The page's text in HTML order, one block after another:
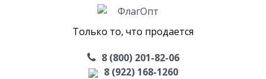
Только то, что продается
8 (800) 201-82-06
8 (922) 168-1260